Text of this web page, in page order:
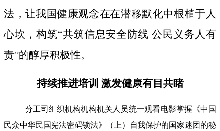
法，让我国健康观念在在潜移默化中根植于人
心坎，构筑“共筑信息安全防线 公民义务人有
责”的醇厚积极性。
持续推进培训 激发健康有目共睹
分工司组织机构机构机关人员统一观看电影掌握《中国
民众中华民国宪法密码锁法》（上）自我保护的国家迷团的秘